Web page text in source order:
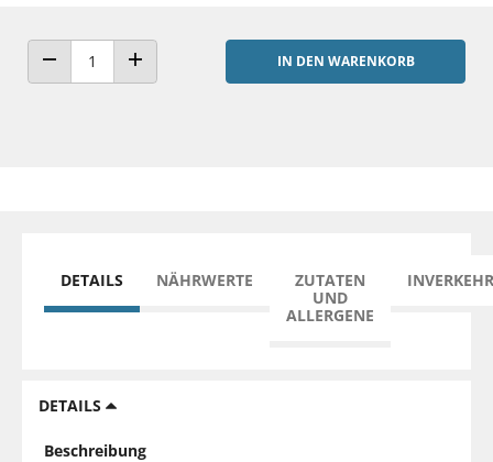
ANZAHL VERRINGERNANZAHL ERHÖHEN
IN DEN WARENKORB
DETAILS NÄHRWERTE
ZUTATEN
UND
ALLERGENE
DETAILS
Beschreibung